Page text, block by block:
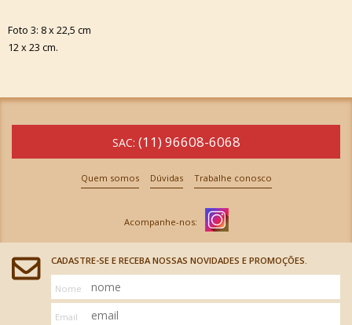
Foto 3: 8 x 22,5 cm
12 x 23 cm.
SAC: (11) 96608-6068
Quem somos Dúvidas Trabalhe conosco
CADASTRE-SE E RECEBA NOSSAS NOVIDADES E PROMOÇÕES.
Nome
Email